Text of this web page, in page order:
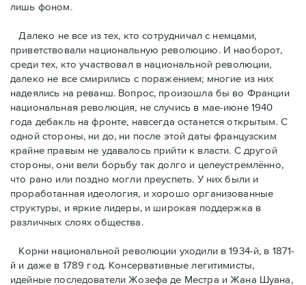
лишь фоном.
Далеко не все из тех, кто сотрудничал с немцами,
приветствовали национальную революцию. И наоборот,
среди тех, кто участвовал в национальной революции,
далеко не все смирились с поражением; многие из них
надеялись на реванш. Вопрос, произошла бы во Франции
национальная революция, не случись в мае-июне 1940
года дебакль на фронте, навсегда останется открытым. С
одной стороны, ни до, ни после этой даты французским
крайне правым не удавалось прийти к власти. С другой
стороны, они вели борьбу так долго и целеустремлённо,
что рано или поздно могли преуспеть. У них были и
проработанная идеология, и хорошо организованные
структуры, и яркие лидеры, и широкая поддержка в
различных слоях общества.
Корни национальной революции уходили в 1934-й, в 1871-
й и даже в 1789 год. Консервативные легитимисты,
идейные последователи Жозефа де Местра и Жана Шуана,